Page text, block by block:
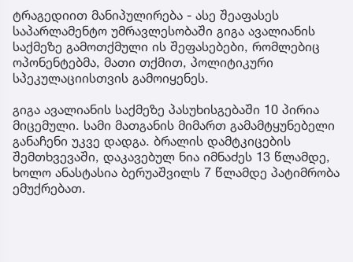
ტრაგედიით მანიპულირება - ასე შეაფასეს
საპარლამენტო უმრავლესობაში გიგა ავალიანის
საქმეზე გამოთქმული ის შეფასებები, რომლებიც
ოპონენტებმა, მათი თქმით, პოლიტიკური
სპეკულაციისთვის გამოიყენეს.
გიგა ავალიანის საქმეზე პასუხისგებაში 10 პირია
მიცემული. სამი მათგანის მიმართ გამამტყუნებელი
განაჩენი უკვე დადგა. ბრალის დამტკიცების
შემთხვევაში, დაკავებულ ნია იმნაძეს 13 წლამდე,
ხოლო ანასტასია ბერუაშვილს 7 წლამდე პატიმრობა
ემუქრებათ.